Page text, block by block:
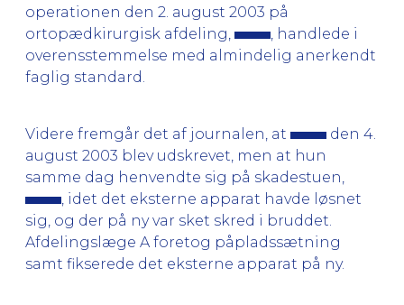
operationen den 2. august 2003 på
ortopædkirurgisk afdeling,
, handlede i
overensstemmelse med almindelig anerkendt
faglig standard.
Videre fremgår det af journalen, at
den 4.
august 2003 blev udskrevet, men at hun
samme dag henvendte sig på skadestuen,
, idet det eksterne apparat havde løsnet
sig, og der på ny var sket skred i bruddet.
Afdelingslæge A foretog påpladssætning
samt fikserede det eksterne apparat på ny.